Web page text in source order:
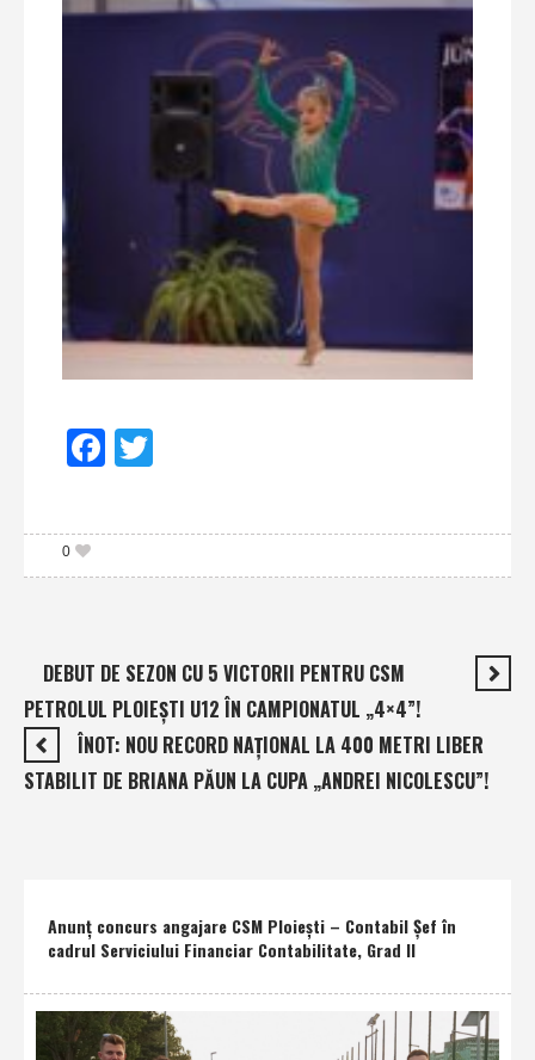
Facebook
0
DEBUT DE SEZON CU 5 VICTORII PENTRU CSM
PETROLUL PLOIEŞTI U12 ÎN CAMPIONATUL „4×4”!
ÎNOT: NOU RECORD NAŢIONAL LA 400 METRI LIBER
STABILIT DE BRIANA PĂUN LA CUPA „ANDREI NICOLESCU”!
Anunţ concurs angajare CSM Ploieşti – Contabil Şef în
cadrul Serviciului Financiar Contabilitate, Grad II